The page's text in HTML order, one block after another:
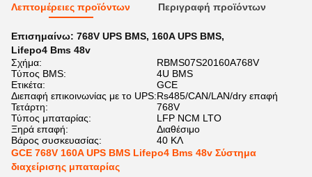
Λεπτομέρειες προϊόντων Περιγραφή προϊόντων
Επισημαίνω: 768V UPS BMS, 160A UPS BMS,
Lifepo4 Bms 48v
Σχήμα:
RBMS07S20160A768V
Τύπος BMS:
4U BMS
Ετικέτα:
GCE
Διεπαφή επικοινωνίας με το UPS:Rs485/CAN/LAN/dry επαφή
Τετάρτη:
768V
Τύπος μπαταρίας:
LFP NCM LTO
Ξηρά επαφή:
Διαθέσιμο
Βάρος συσκευασίας:
40 ΚΛ
GCE 768V 160A UPS BMS Lifepo4 Bms 48v Σύστημα
διαχείρισης μπαταρίας